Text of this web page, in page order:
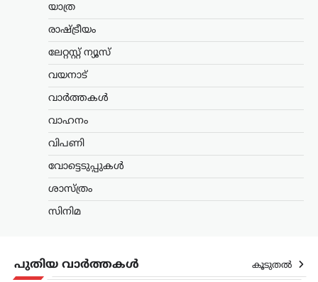
യാത്ര
രാഷ്ട്രീയം
ലേറ്റസ്റ്റ് ന്യൂസ്
വയനാട്
വാർത്തകൾ
വാഹനം
വിപണി
വോട്ടെടുപ്പുകൾ
ശാസ്ത്രം
സിനിമ
പുതിയ വാർത്തകൾ കൂടുതൽ
കോമൺവെൽത്ത്
ഉഗാണ്ടൻ
ബോക്സർമാരെ
അന്വേഷണം ആരംഭിച്ച്
യുകെ പൊലീസ്
ന്യൂസ് ഡെസ്ക്
ഓഗസ്റ്റ്‌ 6, 2026
സംഭവത്തിൽ യുകെ പൊലീസ്
അന്വേഷണം ആരംഭിച്ചതായി അറിയിച്ചു.